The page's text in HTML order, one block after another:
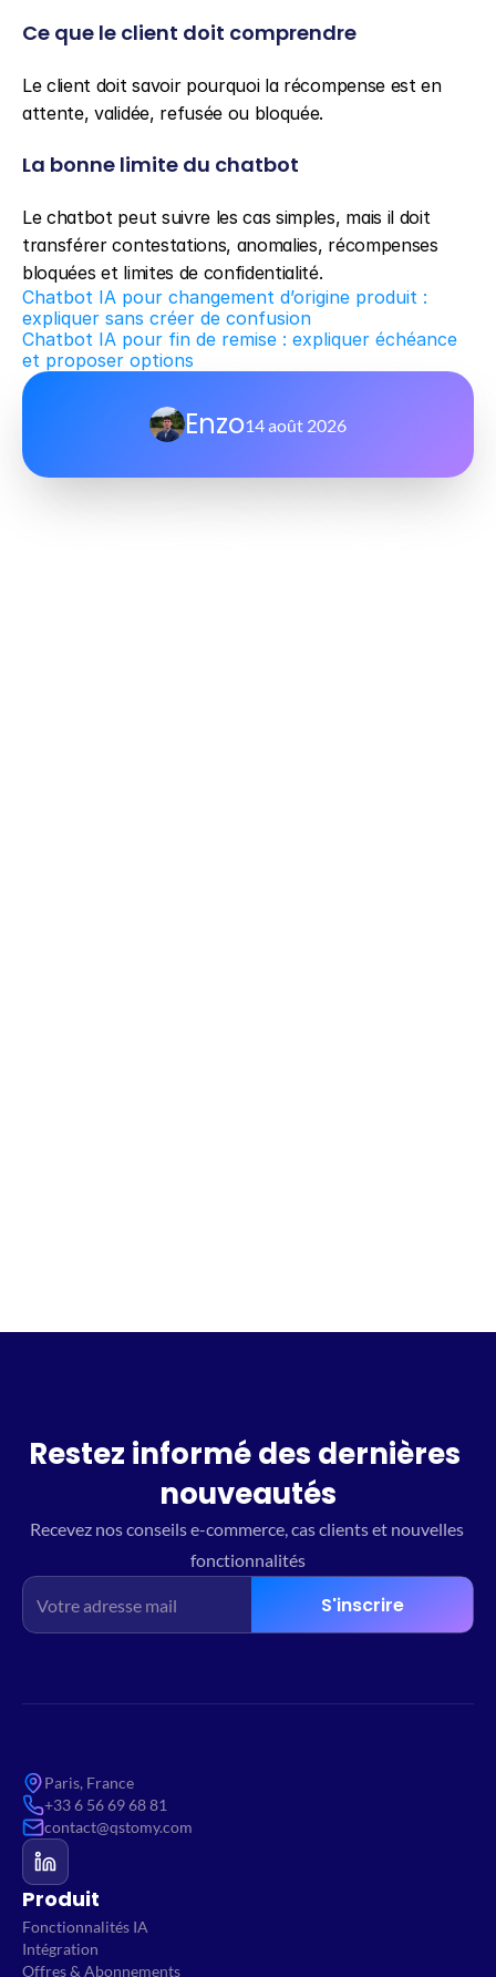
Ce que le client doit comprendre
Le client doit savoir pourquoi la récompense est en
attente, validée, refusée ou bloquée.
La bonne limite du chatbot
Le chatbot peut suivre les cas simples, mais il doit
transférer contestations, anomalies, récompenses
bloquées et limites de confidentialité.
Chatbot IA pour changement d’origine produit :
expliquer sans créer de confusion
Chatbot IA pour fin de remise : expliquer échéance
et proposer options
Enzo14 août 2026
Restez informé des dernières
nouveautés
Recevez nos conseils e-commerce, cas clients et nouvelles
fonctionnalités
S'inscrire
Paris, France
+33 6 56 69 68 81
contact@qstomy.com
Produit
Fonctionnalités IA
Intégration
Offres & Abonnements